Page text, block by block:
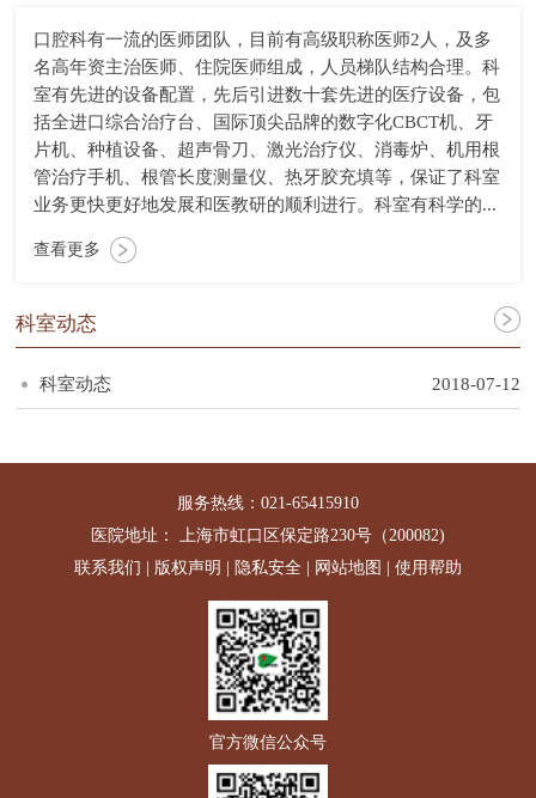
口腔科有一流的医师团队，目前有高级职称医师2人，及多
名高年资主治医师、住院医师组成，人员梯队结构合理。科
室有先进的设备配置，先后引进数十套先进的医疗设备，包
括全进口综合治疗台、国际顶尖品牌的数字化CBCT机、牙
片机、种植设备、超声骨刀、激光治疗仪、消毒炉、机用根
管治疗手机、根管长度测量仪、热牙胶充填等，保证了科室
业务更快更好地发展和医教研的顺利进行。科室有科学的...
查看更多
科室动态
科室动态 2018-07-12
服务热线：021-65415910
医院地址： 上海市虹口区保定路230号（200082)
联系我们
版权声明 隐私安全 网站地图 使用帮助
官方微信公众号